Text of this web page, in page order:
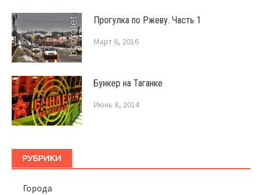
Прогулка по Ржеву. Часть 1
Март 6, 2016
Бункер на Таганке
Июнь 8, 2014
РУБРИКИ
Города